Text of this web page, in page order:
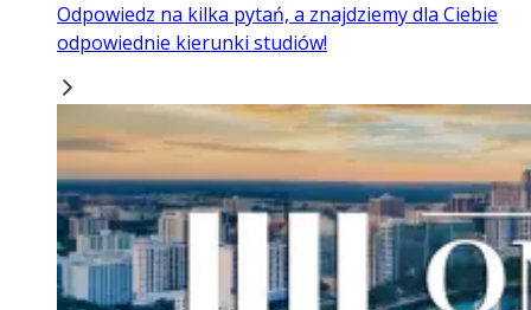
Odpowiedz na kilka pytań, a znajdziemy dla Ciebie
odpowiednie kierunki studiów!